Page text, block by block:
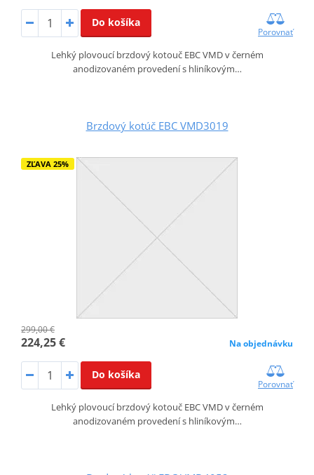
Do košíka
Porovnať
Lehký plovoucí brzdový kotouč EBC VMD v černém
anodizovaném provedení s hliníkovým…
Brzdový kotúč EBC VMD3019
ZĽAVA 25%
299,00 €
224,25 € Na objednávku
Do košíka
Porovnať
Lehký plovoucí brzdový kotouč EBC VMD v černém
anodizovaném provedení s hliníkovým…